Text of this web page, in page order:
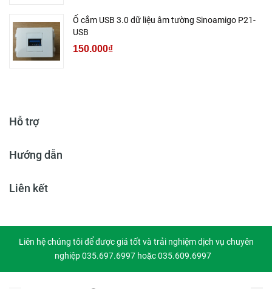
Ổ cắm USB 3.0 dữ liệu âm tường Sinoamigo P21-
USB
150.000₫
Hỗ trợ
Hướng dẫn
Liên kết
Liên hệ chúng tôi để được giá tốt và trải nghiệm dịch vụ chuyên
nghiệp 035.697.6997 hoặc 035.609.6997